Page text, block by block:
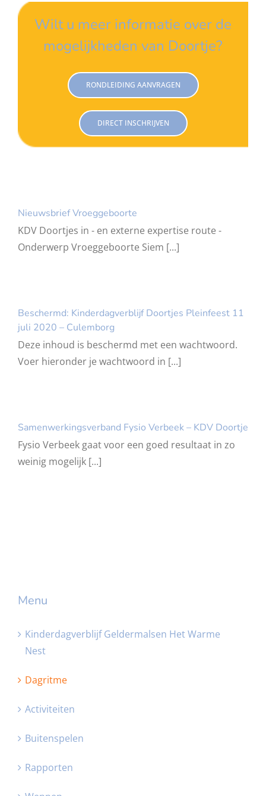
Wilt u meer informatie over de
mogelijkheden van Doortje?
RONDLEIDING AANVRAGEN
DIRECT INSCHRIJVEN
Nieuwsbrief Vroeggeboorte
KDV Doortjes in - en externe expertise route -
Onderwerp Vroeggeboorte Siem [...]
Beschermd: Kinderdagverblijf Doortjes Pleinfeest 11
juli 2020 – Culemborg
Deze inhoud is beschermd met een wachtwoord.
Voer hieronder je wachtwoord in [...]
Samenwerkingsverband Fysio Verbeek – KDV Doortje
Fysio Verbeek gaat voor een goed resultaat in zo
weinig mogelijk [...]
Menu
Kinderdagverblijf Geldermalsen Het Warme
Nest
Dagritme
Activiteiten
Buitenspelen
Rapporten